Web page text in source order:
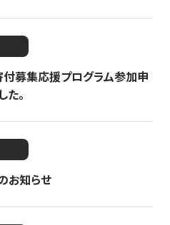
付募集応援プログラム参加申
。
お知らせ